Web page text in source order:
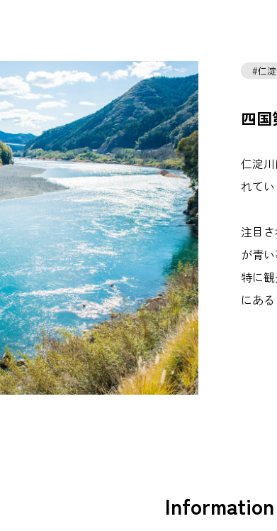
仁
四
仁淀
れて
注目
が青い
特に
にあ
Information